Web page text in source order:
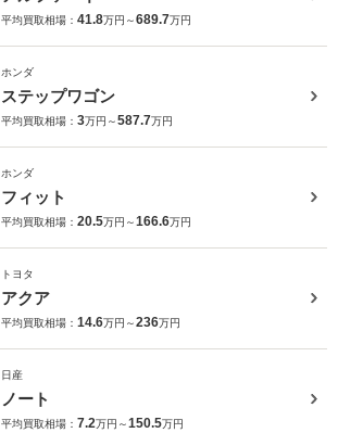
平均買取相場： 41.8万円～689.7万円
ホンダ
ステップワゴン
平均買取相場： 3万円～587.7万円
ホンダ
フィット
平均買取相場： 20.5万円～166.6万円
トヨタ
アクア
平均買取相場： 14.6万円～236万円
日産
ノート
平均買取相場： 7.2万円～150.5万円